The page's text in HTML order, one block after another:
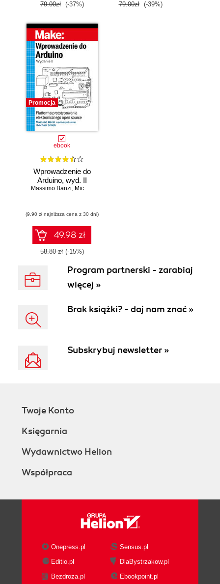
79.00zł (-37%) 79.00zł (-39%)
Promocja
ebook
Wprowadzenie do
Arduino, wyd. II
Massimo Banzi, Michael Shiloh
(9,90 zł najniższa cena z 30 dni)
49.98 zł
58.80 zł (-15%)
Program partnerski - zarabiaj
więcej »
Brak książki? - daj nam znać »
Subskrybuj newsletter »
Twoje Konto
Księgarnia
Wydawnictwo Helion
Współpraca
Onepress.pl
Sensus.pl
Editio.pl
DlaBystrzakow.pl
Bezdroza.pl
Ebookpoint.pl